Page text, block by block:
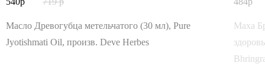
Масло Древогубца метельчатого (30 мл), Pure
Jyotishmati Oil, произв. Deve Herbes
Маха